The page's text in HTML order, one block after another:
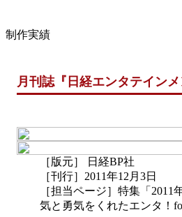
制作実績
月刊誌『日経エンタテイン
［版元］ 日経BP社
［刊行］2011年12月3日
［担当ページ］特集「
気と勇気をくれたエンタ！